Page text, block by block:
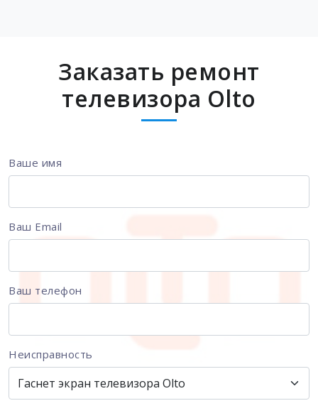
Заказать ремонт
телевизора Olto
Ваше имя
Ваш Email
Ваш телефон
Неисправность